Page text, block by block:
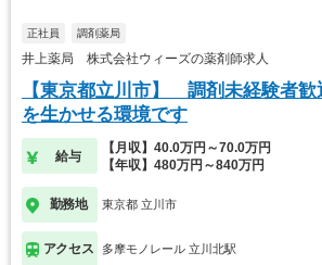
正社員 調剤薬局
井上薬局 株式会社ウィーズの薬剤師求人
【東京都立川市】 調剤未経験者
を生かせる環境です
給与
【月収】40.0万円～70.0万円
【年収】480万円～840万円
勤務地 東京都 立川市
アクセス 多摩モノレール 立川北駅